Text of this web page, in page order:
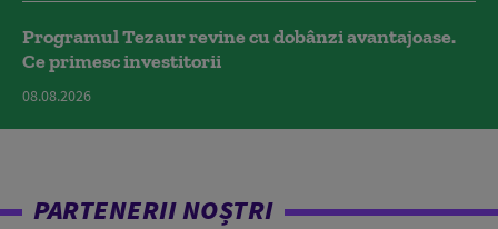
Programul Tezaur revine cu dobânzi avantajoase.
Ce primesc investitorii
08.08.2026
PARTENERII NOȘTRI